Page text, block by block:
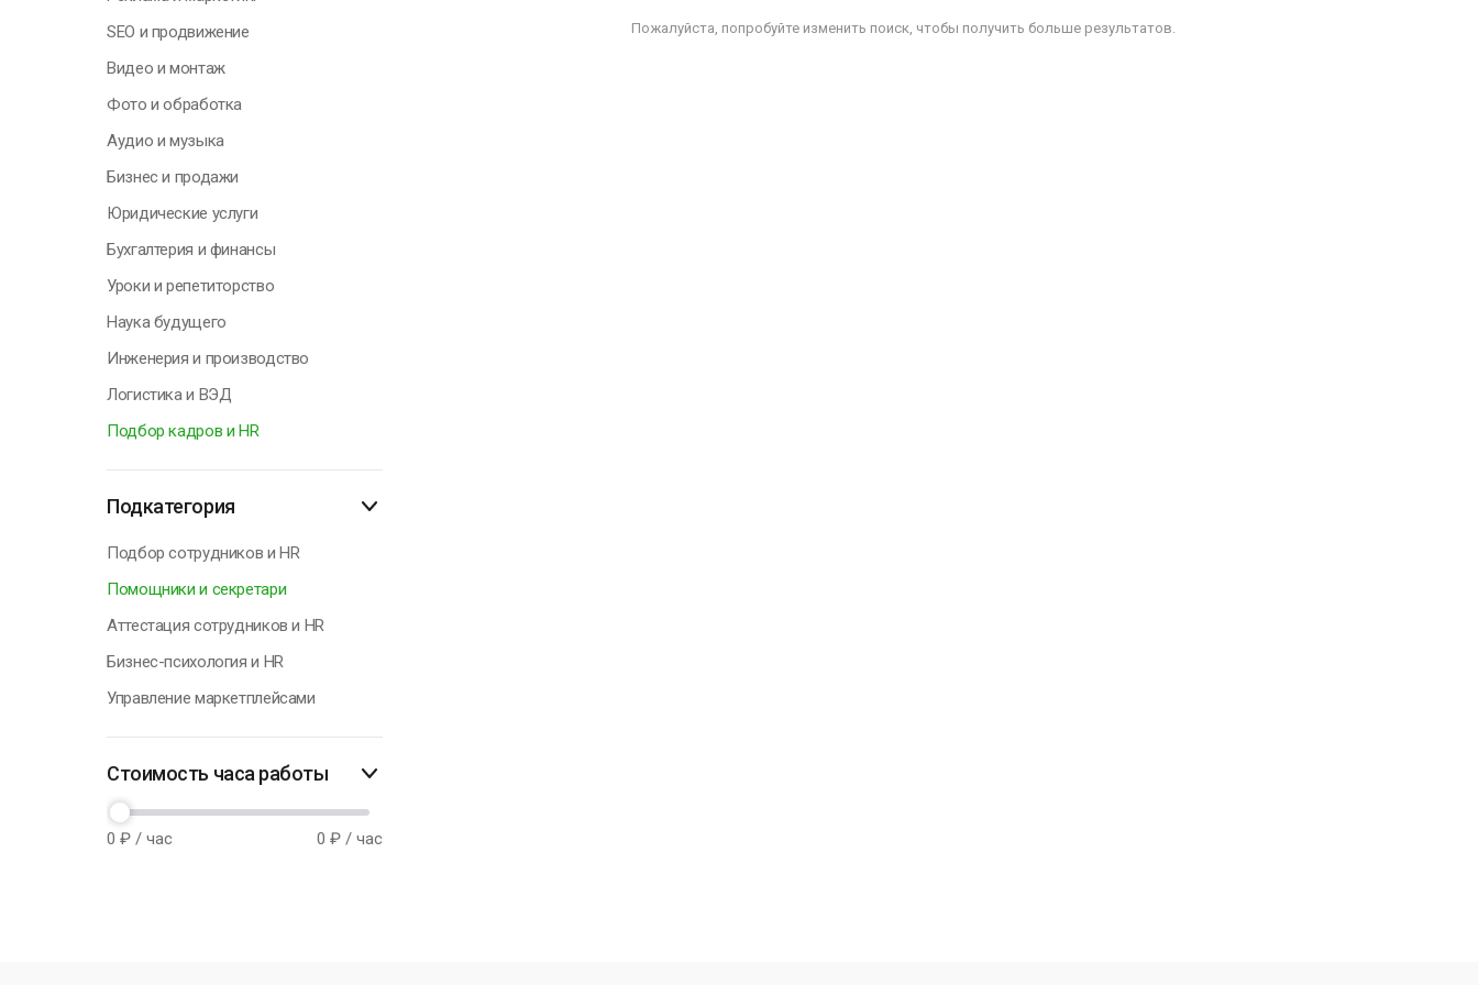
SEO и продвижение
Видео и монтаж
Фото и обработка
Аудио и музыка
Бизнес и продажи
Юридические услуги
Бухгалтерия и финансы
Уроки и репетиторство
Наука будущего
Инженерия и производство
Логистика и ВЭД
Подбор кадров и HR
Подкатегория
Подбор сотрудников и HR
Помощники и секретари
Аттестация сотрудников и HR
Бизнес-психология и HR
Управление маркетплейсами
Стоимость часа работы
0 ₽ / час 0 ₽ / час
Не удерживай то, чтоПожалуйста, попробуйте изменить поиск, чтобы получить больше результатов.